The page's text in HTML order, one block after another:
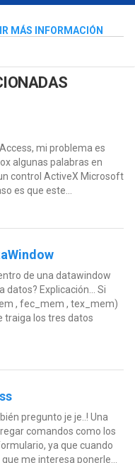
MÁS INFORMACIÓN
mi problema es
algunas palabras en
control ActiveX Microsoft
es que este...
de una datawindow
Explicación... Si
, fec_mem , tex_mem)
traiga los tres datos
pregunto je je..! Una
comandos como los
ya que cuando
me interesa ponerle...